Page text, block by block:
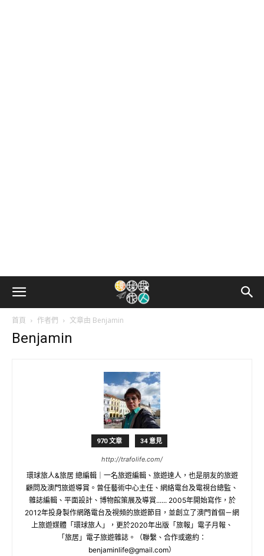
首頁 作者們 文章由 Benjamin
Benjamin
970 文章 34 意見
http://trafolife.com/
環球旅人&旅居 總編輯｜一名旅遊編輯、旅遊達人，也是朋友的旅遊
顧問及澳門旅遊導賞。曾任藝術中心主任、網絡電台及電視台總監、
雜誌編輯、平面設計、博物館策展及導賞...... 2005年開始寫作，於
2012年投身製作網路電台及視頻的旅遊節目，並創立了澳門首個－網
上旅遊媒體「環球旅人」，更於2020年出版「旅報」電子月報、
「旅居」電子旅遊雜誌。（聯繫、合作或邀約：
benjaminlife@gmail.com）